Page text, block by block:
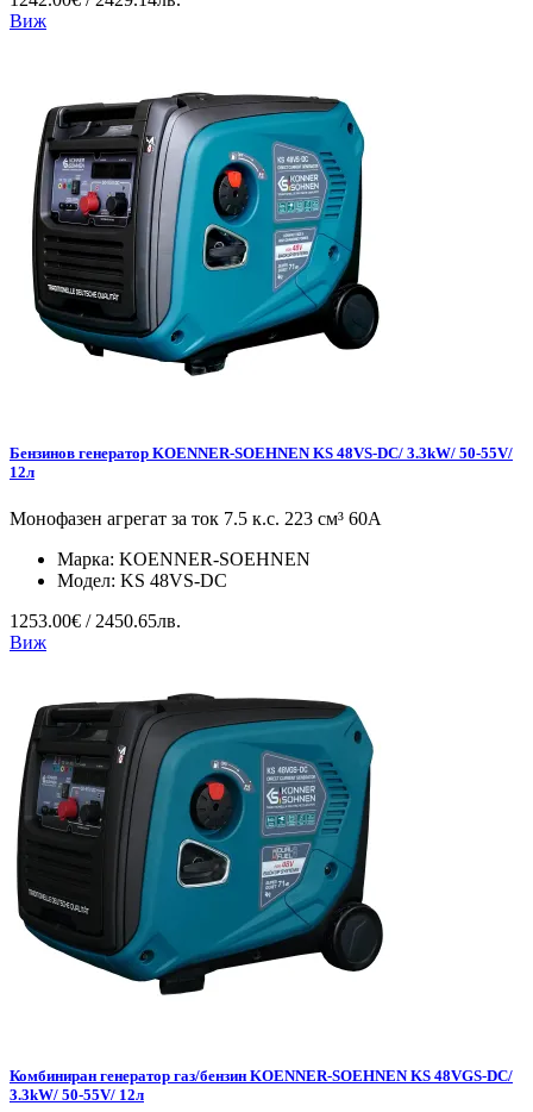
Виж
Бензинов генератор KOENNER-SOEHNEN KS 48VS-DC/ 3.3kW/ 50-55V/
12л
Монофазен агрегат за ток 7.5 к.с. 223 см³ 60А
Марка: KOENNER-SOEHNEN
Модел: KS 48VS-DC
1253.00€ / 2450.65лв.
Виж
Комбиниран генератор газ/бензин KOENNER-SOEHNEN KS 48VGS-DC/
3.3kW/ 50-55V/ 12л